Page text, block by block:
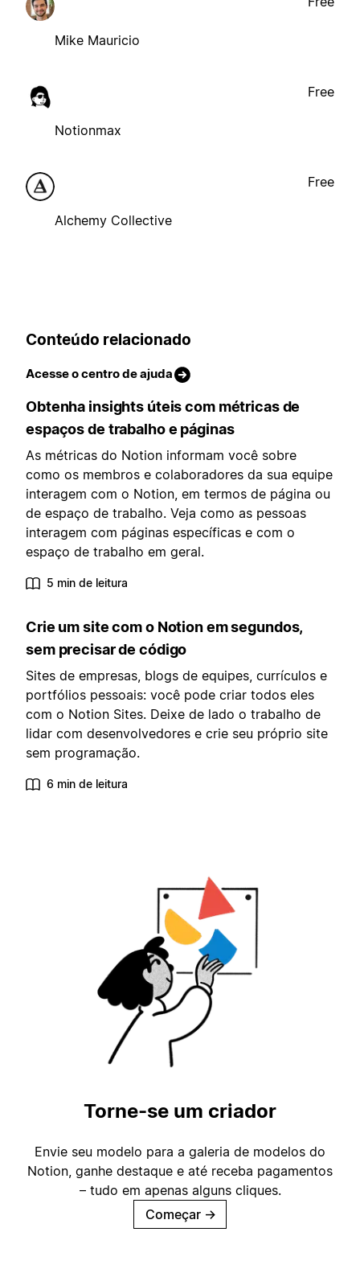
Mike Mauricio
Notionmax
Free
Alchemy Collective
Free
Conteúdo relacionado
Acesse o centro de ajuda
Obtenha insights úteis com métricas de
espaços de trabalho e páginas
As métricas do Notion informam você sobre
como os membros e colaboradores da sua equipe
interagem com o Notion, em termos de página ou
de espaço de trabalho. Veja como as pessoas
interagem com páginas específicas e com o
espaço de trabalho em geral.
5 min de leitura
Crie um site com o Notion em segundos,
sem precisar de código
Sites de empresas, blogs de equipes, currículos e
portfólios pessoais: você pode criar todos eles
com o Notion Sites. Deixe de lado o trabalho de
lidar com desenvolvedores e crie seu próprio site
sem programação.
6 min de leitura
Torne-se um criador
Envie seu modelo para a galeria de modelos do
Notion, ganhe destaque e até receba pagamentos
– tudo em apenas alguns cliques.
Começar →